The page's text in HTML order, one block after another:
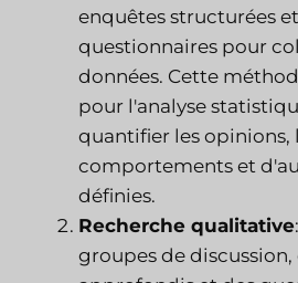
enquêtes structurées
questionnaires pour
données. Cette
pour l'analyse
quantifier les opinions,
comportements et
définies.
Recherche qualitative
groupes de